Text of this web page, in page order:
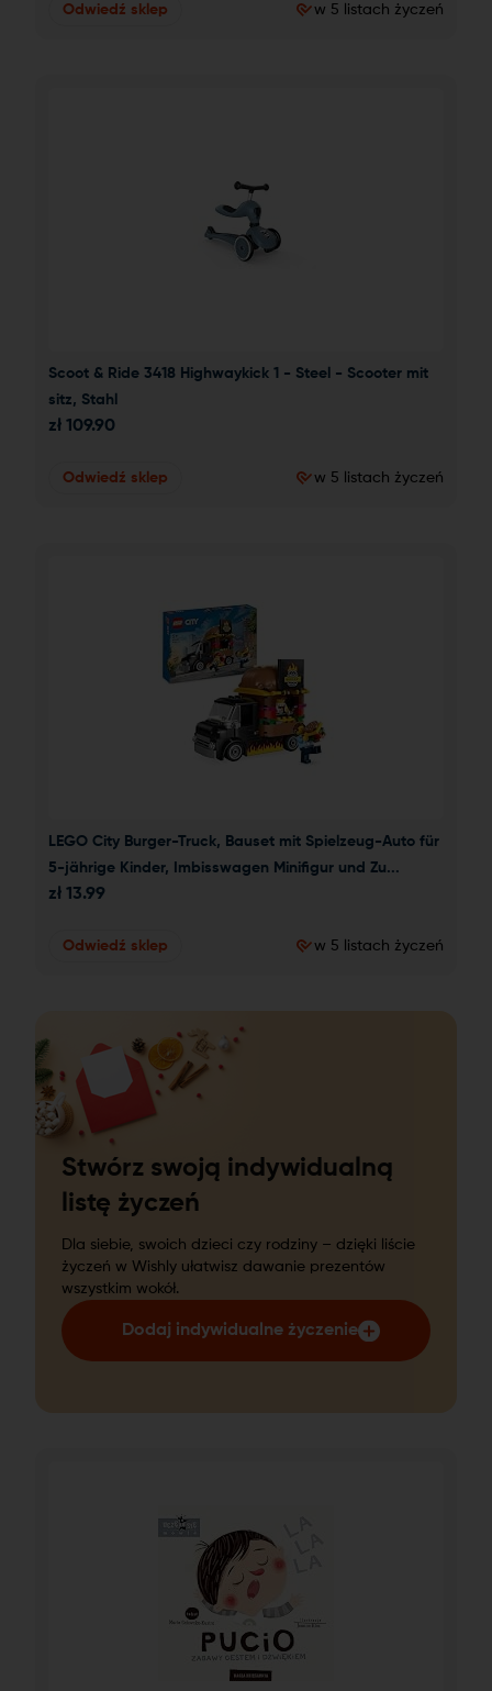
Odwiedź sklep w 5 listach życzeń
Scoot & Ride 3418 Highwaykick 1 - Steel - Scooter mit
sitz, Stahl
zł 109.90
Odwiedź sklep w 5 listach życzeń
LEGO City Burger-Truck, Bauset mit Spielzeug-Auto für
5-jährige Kinder, Imbisswagen Minifigur und Zu...
zł 13.99
Odwiedź sklep w 5 listach życzeń
Stwórz swoją indywidualną
listę życzeń
Dla siebie, swoich dzieci czy rodziny – dzięki liście
życzeń w Wishly ułatwisz dawanie prezentów
wszystkim wokół.
Dodaj indywidualne życzenie